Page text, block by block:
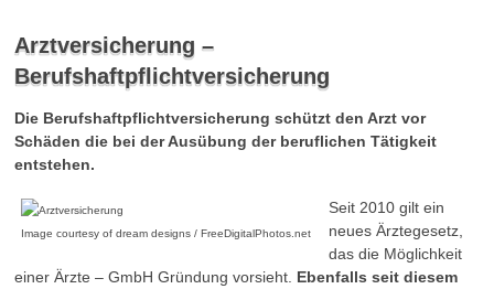
Arztversicherung –
Berufshaftpflichtversicherung
Die Berufshaftpflichtversicherung schützt den Arzt vor
Schäden die bei der Ausübung der beruflichen Tätigkeit
entstehen.
Image courtesy of dream designs / FreeDigitalPhotos.net
Seit 2010 gilt ein
neues Ärztegesetz,
das die Möglichkeit
einer Ärzte – GmbH Gründung vorsieht. Ebenfalls seit diesem